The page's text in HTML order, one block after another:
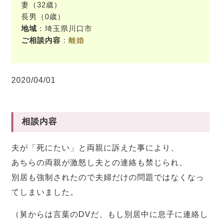
妻（32歳）
長男（0歳）
地域 ：埼玉県川口市
ご相談内容 ：離婚
2020/04/01
相談内容
夫が「死にたい」と両親に訴えた事により、
あちらの両親が激怒し夫との連絡も禁じられ、
別居も強制されたので夫婦だけの問題ではなくなっ
てしまいました。
（舅からは言葉のDVだ、もし別居中に息子に連絡し